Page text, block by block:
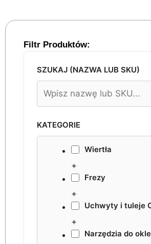
Filtr Produktów:
SZUKAJ (NAZWA LUB SKU)
KATEGORIE
Wiertła
+
Frezy
+
Uchwyty i tuleje
+
Narzędzia do